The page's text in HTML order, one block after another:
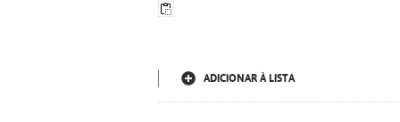
ADICIONAR À LISTA